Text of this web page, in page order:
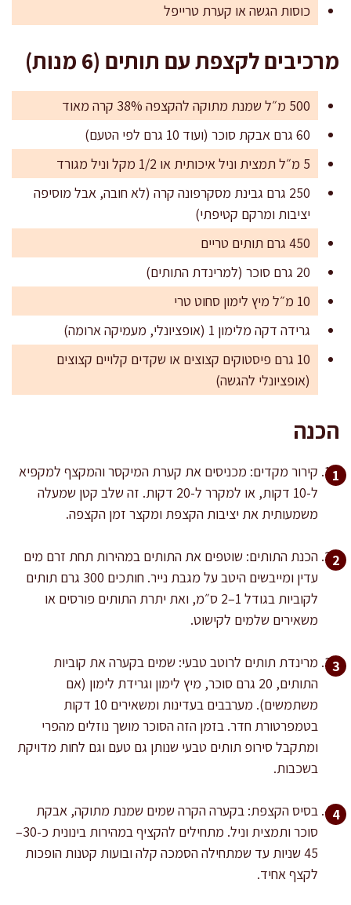
כוסות הגשה או קערת טרייפל
מרכיבים לקצפת עם תותים (6 מנות)
500 מ״ל שמנת מתוקה להקצפה 38% קרה מאוד
60 גרם אבקת סוכר (ועוד 10 גרם לפי הטעם)
5 מ״ל תמצית וניל איכותית או 1/2 מקל וניל מגורד
250 גרם גבינת מסקרפונה קרה (לא חובה, אבל מוסיפה
יציבות ומרקם קטיפתי)
450 גרם תותים טריים
20 גרם סוכר (למרינדת התותים)
10 מ״ל מיץ לימון סחוט טרי
גרידה דקה מלימון 1 (אופציונלי, מעמיקה ארומה)
10 גרם פיסטוקים קצוצים או שקדים קלויים קצוצים
(אופציונלי להגשה)
הכנה
קירור מקדים: מכניסים את קערת המיקסר והמקצף למקפיא
ל-10 דקות, או למקרר ל-20 דקות. זה שלב קטן שמעלה
משמעותית את יציבות הקצפת ומקצר זמן הקצפה.
הכנת התותים: שוטפים את התותים במהירות תחת זרם מים
עדין ומייבשים היטב על מגבת נייר. חותכים 300 גרם תותים
לקוביות בגודל 1–2 ס״מ, ואת יתרת התותים פורסים או
משאירים שלמים לקישוט.
מרינדת תותים לרוטב טבעי: שמים בקערה את קוביות
התותים, 20 גרם סוכר, מיץ לימון וגרידת לימון (אם
משתמשים). מערבבים בעדינות ומשאירים 10 דקות
בטמפרטורת חדר. בזמן הזה הסוכר מושך נוזלים מהפרי
ומתקבל סירופ תותים טבעי שנותן גם טעם וגם לחות מדויקת
בשכבות.
בסיס הקצפת: בקערה הקרה שמים שמנת מתוקה, אבקת
סוכר ותמצית וניל. מתחילים להקציף במהירות בינונית כ-30–
45 שניות עד שמתחילה הסמכה קלה ובועות קטנות הופכות
לקצף אחיד.